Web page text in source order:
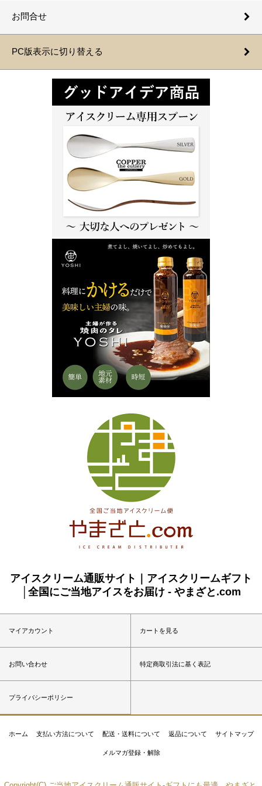
お問合せ
PC版表示に切り替える
アイスクリーム通販サイト｜アイスクリームギフト
│全国にご当地アイスをお届け - やまざと.com
マイアカウント カートを見る
お問い合わせ 特定商取引法に基く表記
プライバシーポリシー
ホーム 支払い方法について 配送・送料について 返品について サイトマップ
メルマガ登録・解除